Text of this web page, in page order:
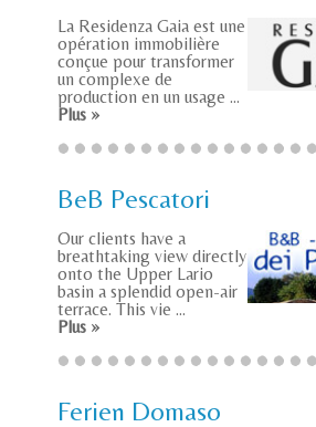
La Residenza Gaia est une
opération immobilière
conçue pour transformer
un complexe de
production en un usage ...
Plus »
BeB Pescatori
Our clients have a
breathtaking view directly
onto the Upper Lario
basin a splendid open-air
terrace. This vie ...
Plus »
Ferien Domaso